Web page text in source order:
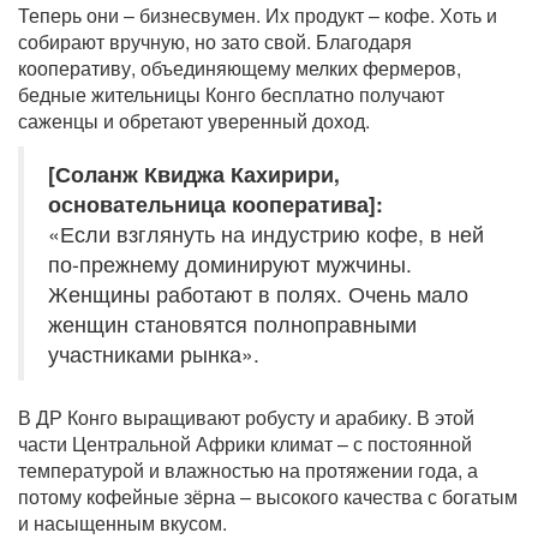
Теперь они – бизнесвумен. Их продукт – кофе. Хоть и
собирают вручную, но зато свой. Благодаря
кооперативу, объединяющему мелких фермеров,
бедные жительницы Конго бесплатно получают
саженцы и обретают уверенный доход.
[Соланж Квиджа Кахирири,
основательница кооператива]:
«Если взглянуть на индустрию кофе, в ней
по-прежнему доминируют мужчины.
Женщины работают в полях. Очень мало
женщин становятся полноправными
участниками рынка».
В ДР Конго выращивают робусту и арабику. В этой
части Центральной Африки климат – с постоянной
температурой и влажностью на протяжении года, а
потому кофейные зёрна – высокого качества с богатым
и насыщенным вкусом.